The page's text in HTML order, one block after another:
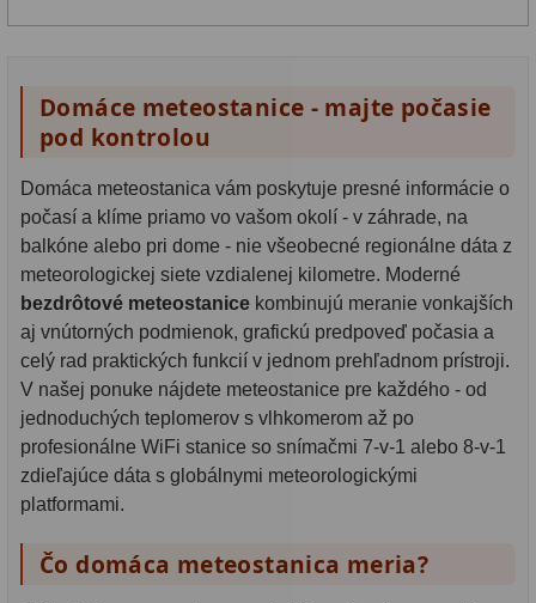
Domáce meteostanice - majte počasie
pod kontrolou
Domáca meteostanica vám poskytuje presné informácie o
počasí a klíme priamo vo vašom okolí - v záhrade, na
balkóne alebo pri dome - nie všeobecné regionálne dáta z
meteorologickej siete vzdialenej kilometre. Moderné
bezdrôtové meteostanice kombinujú meranie vonkajších
aj vnútorných podmienok, grafickú predpoveď počasia a
celý rad praktických funkcií v jednom prehľadnom prístroji.
V našej ponuke nájdete meteostanice pre každého - od
jednoduchých teplomerov s vlhkomerom až po
profesionálne WiFi stanice so snímačmi 7-v-1 alebo 8-v-1
zdieľajúce dáta s globálnymi meteorologickými
platformami.
Čo domáca meteostanica meria?